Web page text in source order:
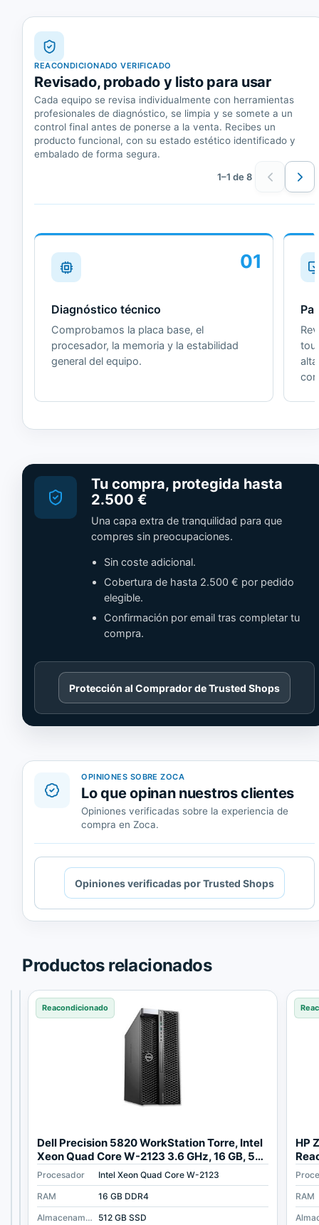
REACONDICIONADO VERIFICADO
Revisado, probado y listo para usar
Cada equipo se revisa individualmente con herramientas
profesionales de diagnóstico, se limpia y se somete a un
control final antes de ponerse a la venta. Recibes un
producto funcional, con su estado estético identificado y
embalado de forma segura.
1–1 de 8
01
Diagnóstico técnico
Comprobamos la placa base, el
procesador, la memoria y la estabilidad
general del equipo.
Tu compra, protegida hasta
2.500 €
Una capa extra de tranquilidad para que
compres sin preocupaciones.
Sin coste adicional.
Cobertura de hasta 2.500 € por pedido
elegible.
Confirmación por email tras completar tu
compra.
Cargando
contenido
de
Protección al Comprador de Trusted Shops
OPINIONES SOBRE ZOCA
Lo que opinan nuestros clientes
Opiniones verificadas sobre la experiencia de
compra en Zoca.
Cargando
contenido
de
Opiniones verificadas por Trusted Shops
Productos relacionados
Reacondicionado
Reacondicionado
Procesador
Intel Xeon Quad Core E5 1607 V3
RAM
16 GB DDR4
Almacenamiento 240 GB SSD
Reacondicionado
Dell Precision 5820 WorkStation Torre, Intel
Xeon Quad Core W-2123 3.6 GHz, 16 GB, 512
GB SSD
Procesador
Intel Xeon Quad Core W-2123
RAM
16 GB DDR4
Almacenamiento
512 GB SSD
HP
RAM